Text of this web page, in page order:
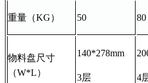
重量（KG） 50 80
物料盘尺寸
（W*L）
140*278mm
3层 4